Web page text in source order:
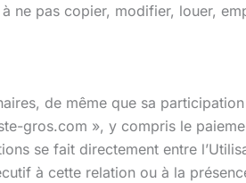
ne pas copier, modifier, louer,
de même que sa
gros.com », y compris le
se fait directement entre
à cette relation ou à la